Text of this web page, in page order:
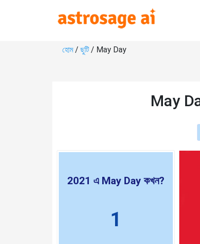
হোম/ ছুটি/ May Day
May
2021 এ May Day কখন?
1